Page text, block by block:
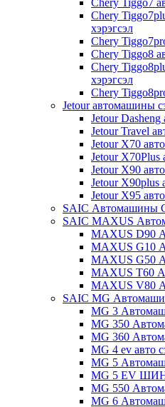
Chery Tiggo7
Chery
хэрэгсэл
Chery
Chery Tiggo8
Chery
хэрэгсэл
Chery
Jetour автомашины
Jetour
Jetour Travel
Jetour X70
Jetour X70Plus
Jetour X90
Jetour X90plus
Jetour X95
SAIC Автомашины
SAIC MAXUS
MAXUS D90
MAXUS G10
MAXUS G50
MAXUS T60
MAXUS V80
SAIC MG
MG 3
MG 350
MG 360
MG 4 ev авто
MG 5
MG 5 EV
MG 550
MG 6